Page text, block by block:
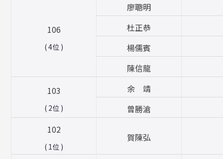
106
( 4位 )
廖聰明
杜正恭
楊儒賓
陳信龍
103
( 2位 )
余 靖
曾勝滄
102
( 1位 )
賀陳弘